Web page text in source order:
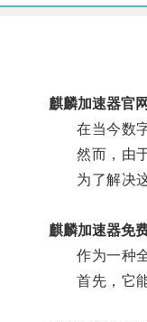
麒麟加速器官网
在当今数字
然而，由于
为了解决这
麒麟加速器免
作为一种全
首先，它能